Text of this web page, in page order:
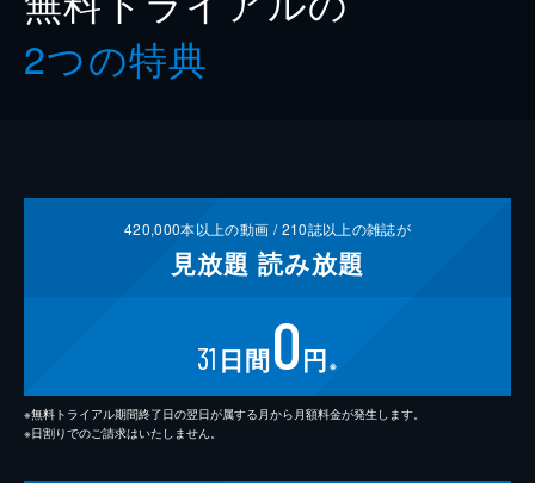
2つの特典
420,000本以上の動画 /210誌以上の雑誌が
見放題 読み放題
31 日間0円 ※
※無料トライアル期間終了日の翌日が属する月から月額料金が発生します。
※日割りでのご請求はいたしません。